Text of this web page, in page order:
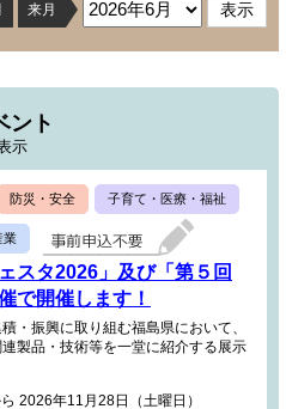
来月
ント
示
防災・安全 子育て・医療・福祉
業
スタ2026」及び「第５回
で開催します！
・振興に取り組む福島県において、
製品・技術等を一堂に紹介する展示
2026年11月28日（土曜日）